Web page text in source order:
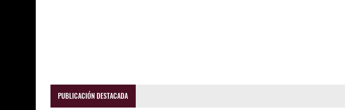
PUBLICACIÓN DESTACADA